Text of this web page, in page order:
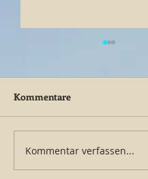
Kommentare
Kommentar verfassen...